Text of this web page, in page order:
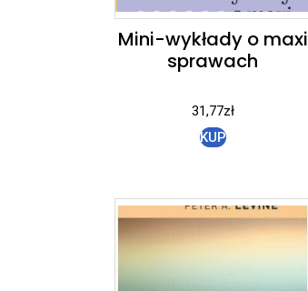
Mini-wykłady o maxi
sprawach
31,77zł
KUP